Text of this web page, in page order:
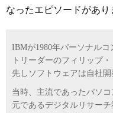
なったエピソードがあり
IBMが1980年パーソナル
トリーダーのフィリップ
先しソフトウェアは自社
当時、主流であったパソ
元であるデジタルリサー